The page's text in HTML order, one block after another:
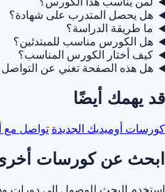
هل يحصل المتدرب على شهادة؟
ما طريقة الدراسة؟
هل الكورس مناسب للمبتدئين؟
كيف أختار الكورس المناسب؟
هل هذه الصفحة تغني عن التواصل
قد يهمك أيضًا
كورسات أوميديك الجديدة تواصل مع
ابحث عن كورسات
استخدم البحث للوصول إلى دورات